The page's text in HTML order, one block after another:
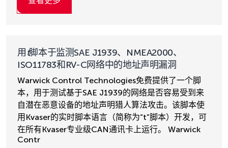
用 t脚本于监测SAE J1939、NMEA2000、
ISO11783和RV-C网络中的地址声明漏洞
Warwick Control Technologies免费提供了一个脚
本，用于测试基于SAE J1939的网络是否容易受到来
自潜在恶意设备的地址声明猎人算法攻击。该脚本使
用Kvaser的实时脚本语言（简称为“t”脚本）开发，可
在所有Kvaser专业级CAN通讯卡上运行。 Warwick
Contr